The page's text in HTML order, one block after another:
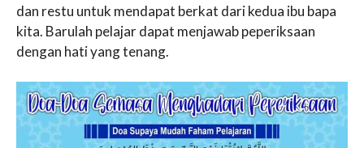
dan restu untuk mendapat berkat dari kedua ibu bapa
kita. Barulah pelajar dapat menjawab peperiksaan
dengan hati yang tenang.